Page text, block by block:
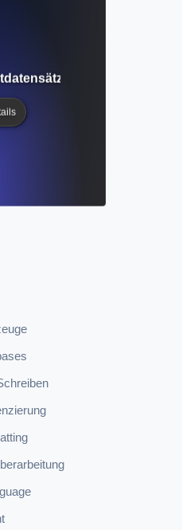
lernt, um wie